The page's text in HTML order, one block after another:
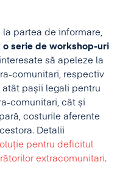
la partea de informare,
o serie de workshop-uri
să apeleze la
comunitari, respectiv
pașii legali pentru
comunitari, cât și
costurile aferente
Detalii
pentru deficitul
extracomunitari.